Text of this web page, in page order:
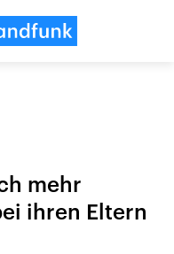
mehr
ihren Eltern